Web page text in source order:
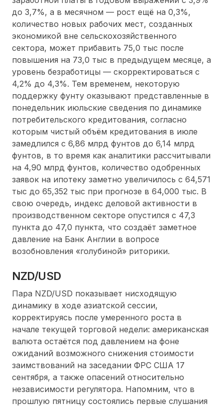
до 3,7%, а в месячном — рост ещё на 0,3%,
количество новых рабочих мест, созданных
экономикой вне сельскохозяйственного
сектора, может прибавить 75,0 тыс после
повышения на 73,0 тыс в предыдущем месяце, а
уровень безработицы — скорректироваться с
4,2% до 4,3%. Тем временем, некоторую
поддержку фунту оказывают представленные в
понедельник июльские сведения по динамике
потребительского кредитования, согласно
которым чистый объём кредитования в июле
замедлился с 6,86 млрд фунтов до 6,14 млрд
фунтов, в то время как аналитики рассчитывали
на 4,90 млрд фунтов, количество одобренных
заявок на ипотеку заметно увеличилось с 64,571
тыс до 65,352 тыс при прогнозе в 64,000 тыс. В
свою очередь, индекс деловой активности в
производственном секторе опустился с 47,3
пункта до 47,0 пункта, что создаёт заметное
давление на Банк Англии в вопросе
возобновления «голубиной» риторики.
NZD/USD
Пара NZD/USD показывает нисходящую
динамику в ходе азиатской сессии,
корректируясь после умеренного роста в
начале текущей торговой недели: американская
валюта остаётся под давлением на фоне
ожиданий возможного снижения стоимости
заимствований на заседании ФРС США 17
сентября, а также опасений относительно
независимости регулятора. Напомним, что в
прошлую пятницу состоялись первые слушания